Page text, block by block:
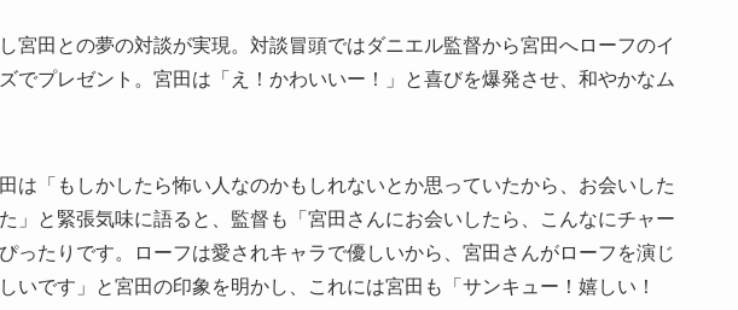
宮田との夢の対談が実現。対談冒頭ではダニエル監督から宮田へローフのイ
でプレゼント。宮田は「え！かわいいー！」と喜びを爆発させ、和やかなム
は「もしかしたら怖い人なのかもしれないとか思っていたから、お会いした
」と緊張気味に語ると、監督も「宮田さんにお会いしたら、こんなにチャー
ったりです。ローフは愛されキャラで優しいから、宮田さんがローフを演じ
いです」と宮田の印象を明かし、これには宮田も「サンキュー！嬉しい！